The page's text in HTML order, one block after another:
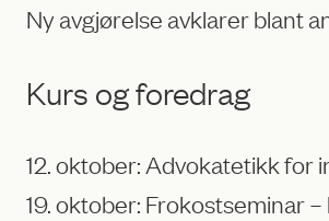
Ny avgjørelse avklarer blant
Kurs og foredrag
12. oktober: Advokatetikk for
19. oktober: Frokostseminar